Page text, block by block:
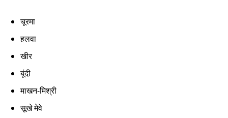
चूरमा
हलवा
खीर
बूंदी
माखन-मिश्री
सूखे मेवे